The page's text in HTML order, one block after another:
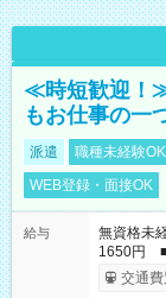
≪時短歓迎！
もお仕事の一
派遣 職種未経験OK
WEB登録・面接OK
給与
無資格未
1650円
交通費